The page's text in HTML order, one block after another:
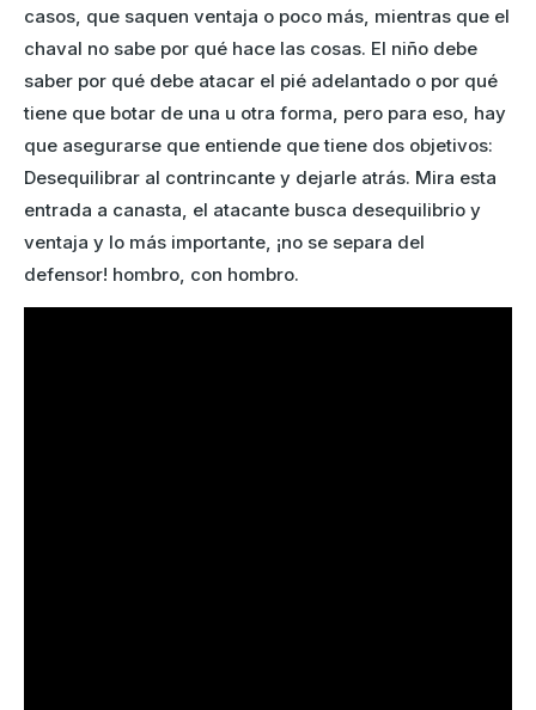
casos, que saquen ventaja o poco más, mientras que el
chaval no sabe por qué hace las cosas. El niño debe
saber por qué debe atacar el pié adelantado o por qué
tiene que botar de una u otra forma, pero para eso, hay
que asegurarse que entiende que tiene dos objetivos:
Desequilibrar al contrincante y dejarle atrás. Mira esta
entrada a canasta, el atacante busca desequilibrio y
ventaja y lo más importante, ¡no se separa del
defensor! hombro, con hombro.